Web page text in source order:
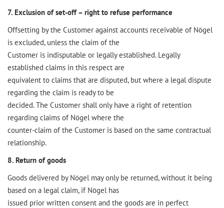
7. Exclusion of set-off – right to refuse performance
Offsetting by the Customer against accounts receivable of Nögel
is excluded, unless the claim of the
Customer is indisputable or legally established. Legally
established claims in this respect are
equivalent to claims that are disputed, but where a legal dispute
regarding the claim is ready to be
decided. The Customer shall only have a right of retention
regarding claims of Nögel where the
counter-claim of the Customer is based on the same contractual
relationship.
8. Return of goods
Goods delivered by Nögel may only be returned, without it being
based on a legal claim, if Nögel has
issued prior written consent and the goods are in perfect